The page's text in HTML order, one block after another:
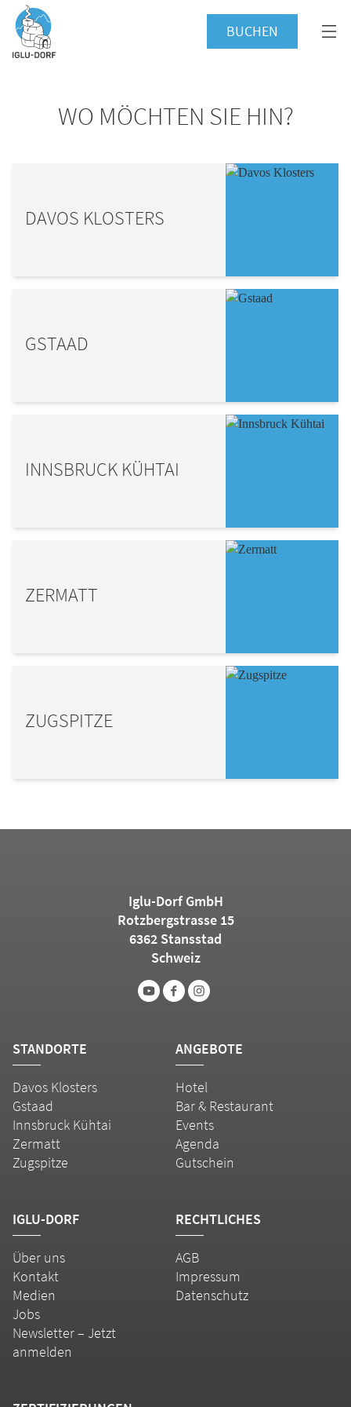
BUCHEN
WO MÖCHTEN SIE HIN?
DAVOS KLOSTERS
GSTAAD
INNSBRUCK KÜHTAI
ZERMATT
ZUGSPITZE
Iglu-Dorf GmbH
Rotzbergstrasse 15
6362 Stansstad
Schweiz
STANDORTE
Davos Klosters
Gstaad
Innsbruck Kühtai
Zermatt
Zugspitze
ANGEBOTE
Hotel
Bar & Restaurant
Events
Agenda
Gutschein
IGLU-DORF
Über uns
Kontakt
Medien
Jobs
Newsletter – Jetzt
anmelden
RECHTLICHES
AGB
Impressum
Datenschutz